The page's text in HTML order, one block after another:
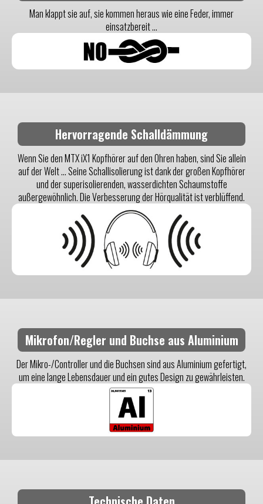
Man klappt sie auf, sie kommen heraus wie eine Feder, immer
einsatzbereit ...
Hervorragende Schalldämmung
Wenn Sie den MTX iX1 Kopfhörer auf den Ohren haben, sind Sie allein
auf der Welt ... Seine Schallisolierung ist dank der großen Kopfhörer
und der superisolierenden, wasserdichten Schaumstoffe
außergewöhnlich. Die Verbesserung der Hörqualität ist verblüffend.
Mikrofon/Regler und Buchse aus Aluminium
Der Mikro-/Controller und die Buchsen sind aus Aluminium gefertigt,
um eine lange Lebensdauer und ein gutes Design zu gewährleisten.